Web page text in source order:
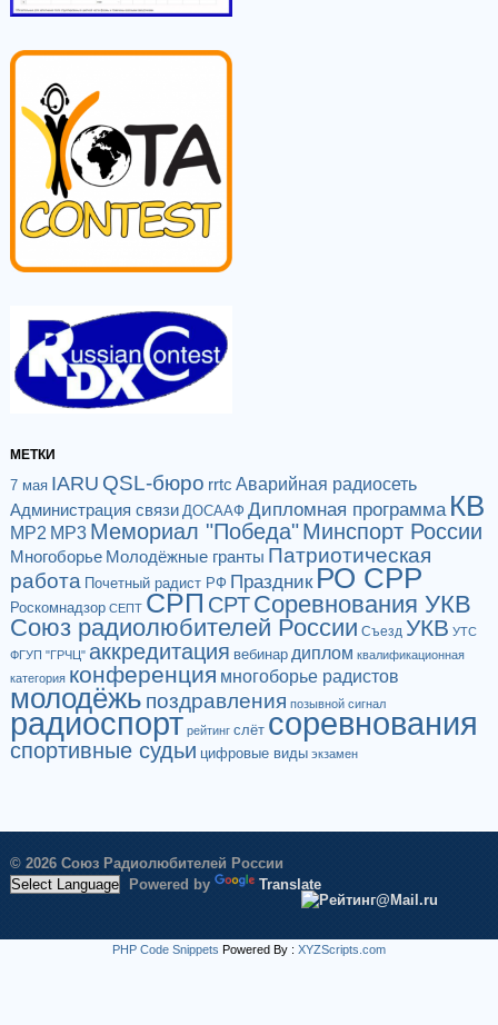
МЕТКИ
7 мая IARU QSL-бюро rrtc Аварийная радиосеть
Администрация связи ДОСААФ Дипломная программа КВ
МР2 МР3 Мемориал "Победа"Минспорт России
Многоборье Молодёжные гранты Патриотическая
работа Почетный радист РФ Праздник РО СРР
Роскомнадзор СЕПТ СРП СРТСоревнования УКВ
Союз радиолюбителей России Съезд УКВ УТС
ФГУП "ГРЧЦ" аккредитация вебинар диплом квалификационная
категория конференция многоборье радистов
молодёжь поздравления позывной сигнал
радиоспорт рейтинг слёт соревнования
спортивные судьи цифровые виды экзамен
© 2026 Союз Радиолюбителей России
Powered by
Translate
PHP Code Snippets Powered By : XYZScripts.com